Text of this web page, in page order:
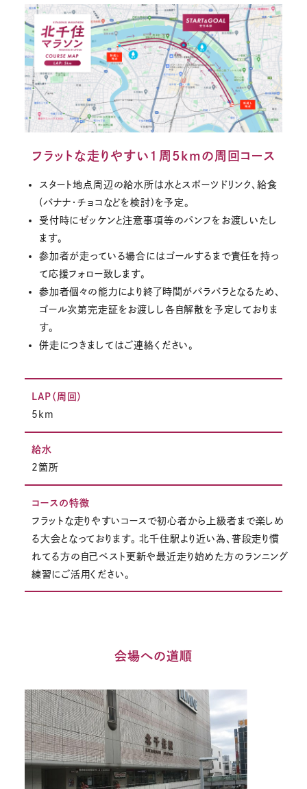
フラットな走りやすい1周5kmの周回コース
スタート地点周辺の給水所は水とスポーツドリンク、給食
(バナナ・チョコなどを検討)を予定。
受付時にゼッケンと注意事項等のパンフをお渡しいたし
ます。
参加者が走っている場合にはゴールするまで責任を持っ
て応援フォロー致します。
参加者個々の能力により終了時間がバラバラとなるため、
ゴール次第完走証をお渡しし各自解散を予定しておりま
す。
併走につきましてはご連絡ください。
LAP（周回）
5km
給水
2箇所
コースの特徴
フラットな走りやすいコースで初心者から上級者まで楽しめ
る大会となっております。 北千住駅より近い為、普段走り慣
れてる方の自己ベスト更新や最近走り始めた方のランニング
練習にご活用ください。
会場への道順